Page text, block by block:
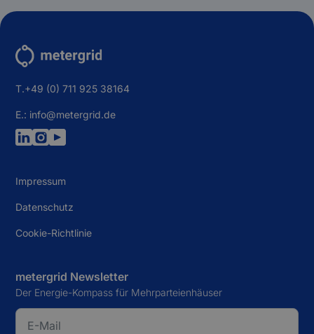
T.+49 (0) 711 925 38164
E.: info@metergrid.de
Impressum
Datenschutz
Cookie-Richtlinie
metergrid Newsletter
Der Energie-Kompass für Mehrparteienhäuser